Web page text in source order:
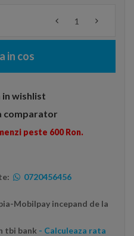
in cos
in wishlist
comparator
peste 600 Ron.
0720456456
Mobilpay incepand de la
tbi bank - Calculeaza rata